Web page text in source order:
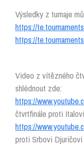
Výsledky z turnaje
https://
https://
Video z vítězného
shlédnout zde:
https://
čtvrtfinále proti
https://
proti Srbovi Djuričovi